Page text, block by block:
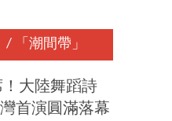
/ 「潮間帶」
大陸舞蹈詩
首演圓滿落幕